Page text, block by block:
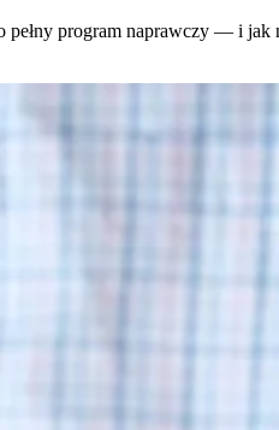
pełny program naprawczy — i jak